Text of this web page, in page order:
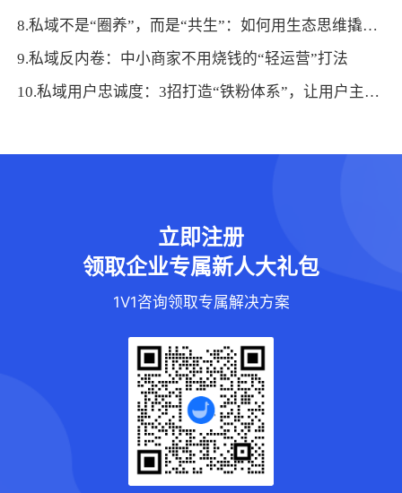
8.私域不是“圈养”，而是“共生”：如何用生态思维撬动用户终身价值
9.私域反内卷：中小商家不用烧钱的“轻运营”打法
10.私域用户忠诚度：3招打造“铁粉体系”，让用户主动复购+裂变
立即注册
领取企业专属新人大礼包
1V1咨询领取专属解决方案